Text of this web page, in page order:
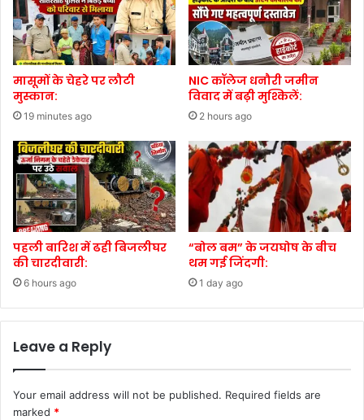
मासूमों के चेहरे पर लौटी
मुस्कान:
19 minutes ago
NIC कॉलेज धनौरी जमीन
विवाद में बढ़ी मुश्किलें:
2 hours ago
पहली बारिश में ढही बिजलीघर
की चारदीवारी:
6 hours ago
“बोल बम” के जयघोष के बीच
थम गई जिंदगी:
1 day ago
Leave a Reply
Your email address will not be published. Required fields are
marked *